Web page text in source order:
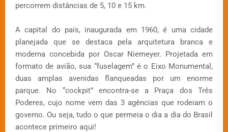
percorrem distâncias de 5, 10 e 15 km.
A capital do país, inaugurada em 1960, é uma cidade
planejada que se destaca pela arquitetura branca e
moderna concebida por Oscar Niemeyer. Projetada em
formato de avião, sua “fuselagem” é o Eixo Monumental,
duas amplas avenidas flanqueadas por um enorme
parque. No “cockpit” encontra-se a Praça dos Três
Poderes, cujo nome vem das 3 agências que rodeiam o
governo. Ou seja, tudo o que permeia o dia a dia do Brasil
acontece primeiro aqui!